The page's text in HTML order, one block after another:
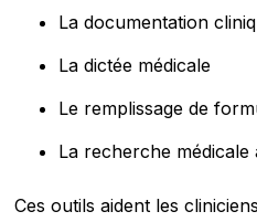
La documentation
La dictée médicale
Le remplissage de
La recherche
Ces outils aident les